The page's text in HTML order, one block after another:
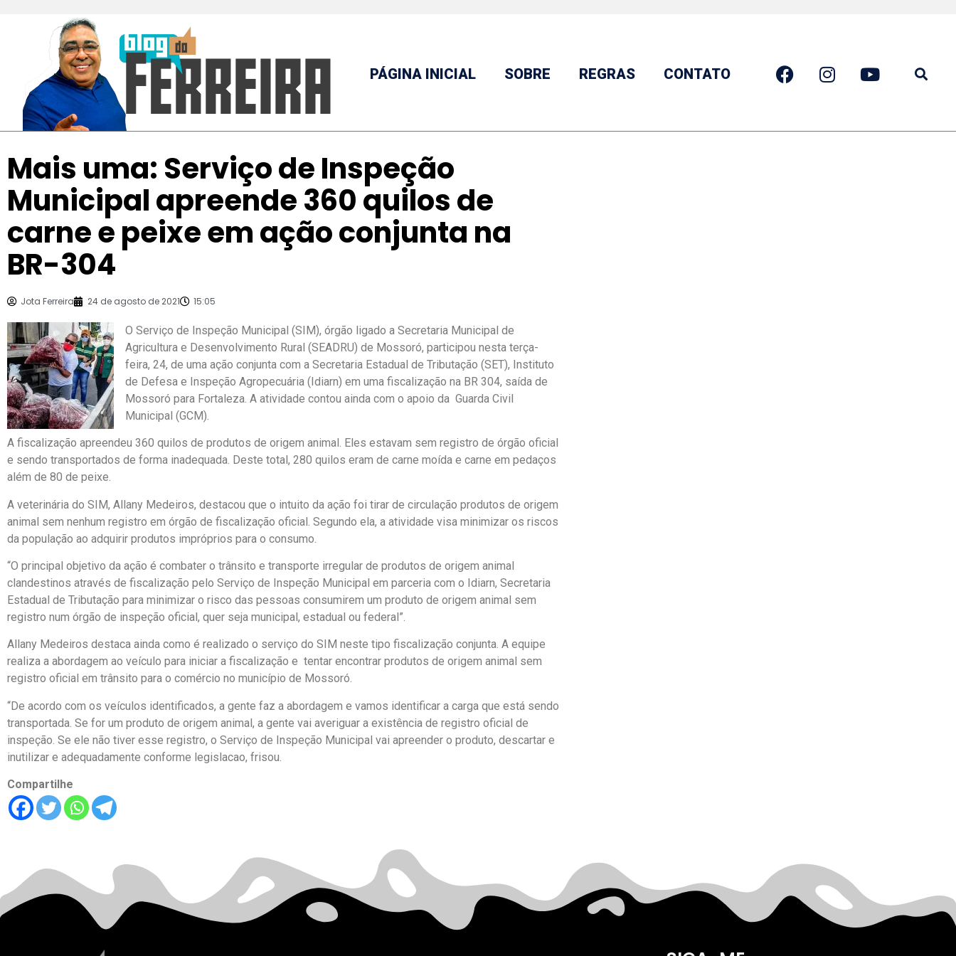
PÁGINA INICIAL SOBRE REGRAS CONTATO
Mais uma: Serviço de Inspeção
Municipal apreende 360 quilos de
carne e peixe em ação conjunta na
BR-304
Jota Ferreira 24 de agosto de 2021 15:05
O Serviço de Inspeção Municipal (SIM), órgão ligado a Secretaria Municipal de
Agricultura e Desenvolvimento Rural (SEADRU) de Mossoró, participou nesta terça-
feira, 24, de uma ação conjunta com a Secretaria Estadual de Tributação (SET), Instituto
de Defesa e Inspeção Agropecuária (Idiarn) em uma fiscalização na BR 304, saída de
Mossoró para Fortaleza. A atividade contou ainda com o apoio da Guarda Civil
Municipal (GCM).
A fiscalização apreendeu 360 quilos de produtos de origem animal. Eles estavam sem registro de órgão oficial
e sendo transportados de forma inadequada. Deste total, 280 quilos eram de carne moída e carne em pedaços
além de 80 de peixe.
A veterinária do SIM, Allany Medeiros, destacou que o intuito da ação foi tirar de circulação produtos de origem
animal sem nenhum registro em órgão de fiscalização oficial. Segundo ela, a atividade visa minimizar os riscos
da população ao adquirir produtos impróprios para o consumo.
“O principal objetivo da ação é combater o trânsito e transporte irregular de produtos de origem animal
clandestinos através de fiscalização pelo Serviço de Inspeção Municipal em parceria com o Idiarn, Secretaria
Estadual de Tributação para minimizar o risco das pessoas consumirem um produto de origem animal sem
registro num órgão de inspeção oficial, quer seja municipal, estadual ou federal”.
Allany Medeiros destaca ainda como é realizado o serviço do SIM neste tipo fiscalização conjunta. A equipe
realiza a abordagem ao veículo para iniciar a fiscalização e tentar encontrar produtos de origem animal sem
registro oficial em trânsito para o comércio no município de Mossoró.
“De acordo com os veículos identificados, a gente faz a abordagem e vamos identificar a carga que está sendo
transportada. Se for um produto de origem animal, a gente vai averiguar a existência de registro oficial de
inspeção. Se ele não tiver esse registro, o Serviço de Inspeção Municipal vai apreender o produto, descartar e
inutilizar e adequadamente conforme legislacao, frisou.
Compartilhe